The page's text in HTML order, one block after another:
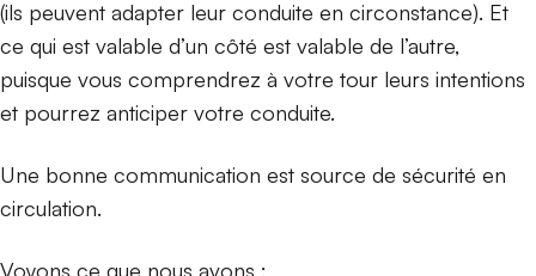
(ils peuvent adapter leur conduite en circonstance). Et
ce qui est valable d’un côté est valable de l’autre,
puisque vous comprendrez à votre tour leurs intentions
et pourrez anticiper votre conduite.
Une bonne communication est source de sécurité en
circulation.
Voyons ce que nous avons :